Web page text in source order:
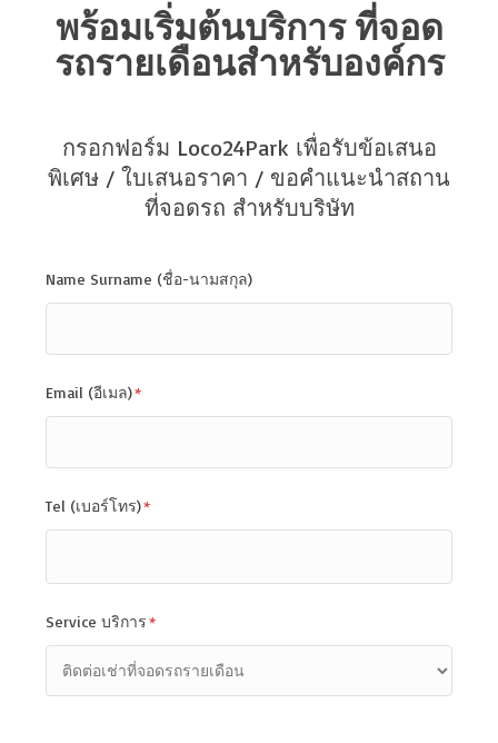
พร้อมเริ่มต้นบริการ ที่จอด
รถรายเดือนสำหรับองค์กร
กรอกฟอร์ม Loco24Park เพื่อรับข้อเสนอ
พิเศษ / ใบเสนอราคา / ขอคำแนะนำสถาน
ที่จอดรถ สำหรับบริษัท
Name Surname (ชื่อ-นามสกุล)
Email (อีเมล)*
Tel (เบอร์โทร)*
Service บริการ*